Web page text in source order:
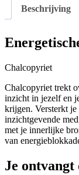
Beschrijving
Chalcopyriet
Chalcopyriet trekt
inzicht in jezelf en
krijgen. Versterkt
inzichtgevende
met je innerlijke
van
Je ontvangt